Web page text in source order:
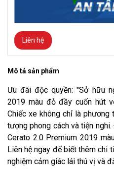
Liên hệ
Mô tả sản phẩm
Ưu đãi độc quyền: "Sở hữu
2019 màu đỏ đầy cuốn hút
Chiếc xe không chỉ là phương
tượng phong cách và tiện
Cerato 2.0 Premium 2019
Liên hệ ngay để biết thêm chi
nghiệm cảm giác lái thú vị và